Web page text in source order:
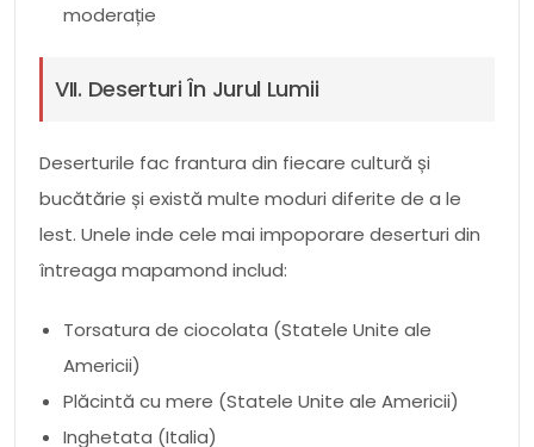
moderație
VII. Deserturi În Jurul Lumii
Deserturile fac frantura din fiecare cultură și
bucătărie și există multe moduri diferite de a le
lest. Unele inde cele mai impoporare deserturi din
întreaga mapamond includ:
Torsatura de ciocolata (Statele Unite ale
Americii)
Plăcintă cu mere (Statele Unite ale Americii)
Inghetata (Italia)